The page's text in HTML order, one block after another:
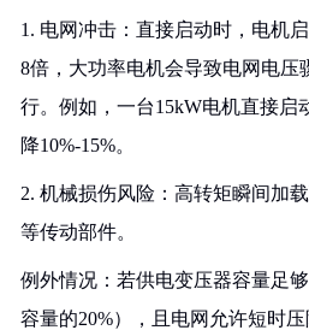
1. 电网冲击：直接启动时，电机
8倍，大功率电机会导致电网电压
行。例如，一台15kW电机直接启
降10%-15%。
2. 机械损伤风险：高转矩瞬间加
等传动部件。
例外情况：若供电变压器容量足
容量的20%），且电网允许短时